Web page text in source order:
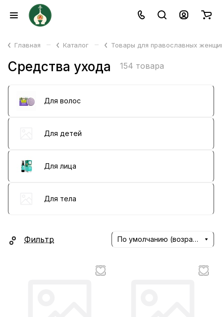
Главная – Каталог – Товары для православных
Средства ухода 154 товара
Для волос
Для детей
Для лица
Для тела
Фильтр По умолчанию (возрастание)